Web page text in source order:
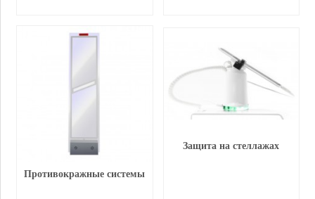
Противокражные системы
Защита на стеллажах